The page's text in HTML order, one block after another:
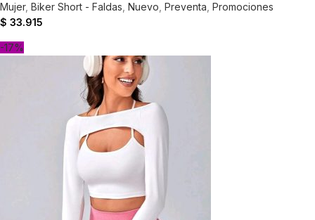
Mujer, Biker Short - Faldas Nuevo Preventa Promociones
$ 33.915
-17%